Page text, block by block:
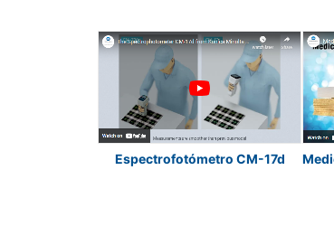
Espectrofotómetro CM-17d